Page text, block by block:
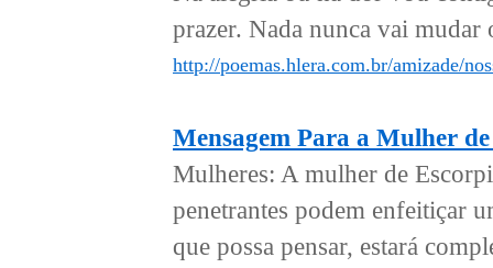
prazer. Nada nunca vai
http://poemas.hlera.com.br/amizade/
Mensagem Para a Mulher
Mulheres: A mulher de
penetrantes podem enfeitiçar
que possa pensar, estará